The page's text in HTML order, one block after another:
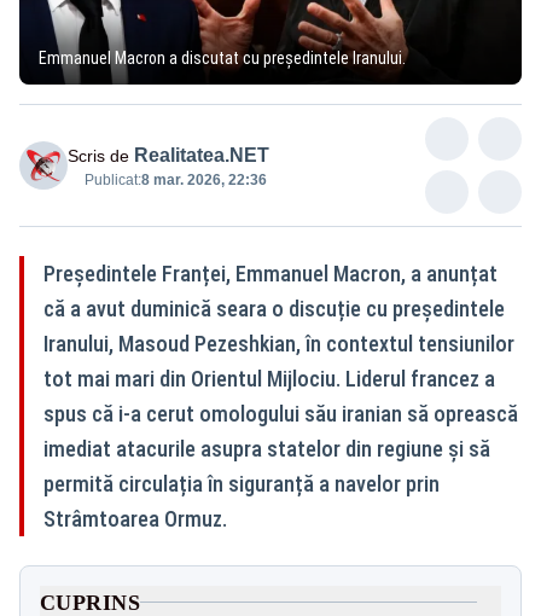
Emmanuel Macron a discutat cu președintele Iranului.
Scris de Realitatea.NET
Publicat:8 mar. 2026, 22:36
Președintele Franței, Emmanuel Macron, a anunțat
că a avut duminică seara o discuție cu președintele
Iranului, Masoud Pezeshkian, în contextul tensiunilor
tot mai mari din Orientul Mijlociu. Liderul francez a
spus că i-a cerut omologului său iranian să oprească
imediat atacurile asupra statelor din regiune și să
permită circulația în siguranță a navelor prin
Strâmtoarea Ormuz.
CUPRINS